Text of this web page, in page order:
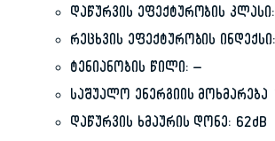
დაწურვის ეფექტურობის
რეცხვის ეფექტურობის
ტენიანობის წილი: –
საშუალო ენერგიის
დაწურვის ხმაურის დონე: 62dB